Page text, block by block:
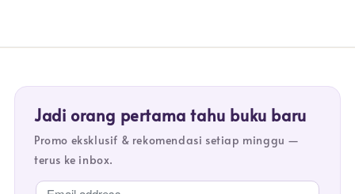
Jadi orang pertama tahu buku baru
Promo eksklusif & rekomendasi setiap minggu —
terus ke inbox.